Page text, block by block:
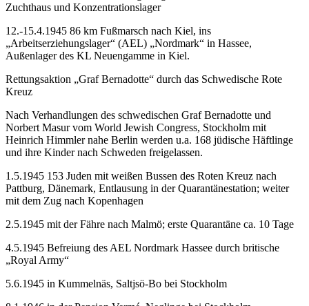
Zuchthaus und Konzentrationslager
12.-15.4.1945 86 km Fußmarsch nach Kiel, ins
„Arbeitserziehungslager“ (AEL) „Nordmark“ in Hassee,
Außenlager des KL Neuengamme in Kiel.
Rettungsaktion „Graf Bernadotte“ durch das Schwedische Rote
Kreuz
Nach Verhandlungen des schwedischen Graf Bernadotte und
Norbert Masur vom World Jewish Congress, Stockholm mit
Heinrich Himmler nahe Berlin werden u.a. 168 jüdische Häftlinge
und ihre Kinder nach Schweden freigelassen.
1.5.1945 153 Juden mit weißen Bussen des Roten Kreuz nach
Pattburg, Dänemark, Entlausung in der Quarantänestation; weiter
mit dem Zug nach Kopenhagen
2.5.1945 mit der Fähre nach Malmö; erste Quarantäne ca. 10 Tage
4.5.1945 Befreiung des AEL Nordmark Hassee durch britische
„Royal Army“
5.6.1945 in Kummelnäs, Saltjsö-Bo bei Stockholm